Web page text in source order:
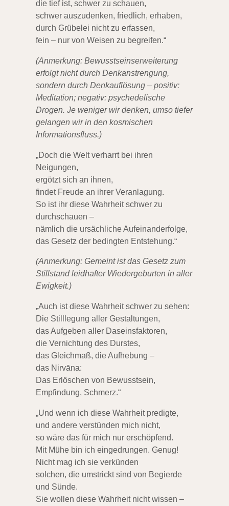
die tief ist, schwer zu schauen,
schwer auszudenken, friedlich, erhaben,
durch Grübelei nicht zu erfassen,
fein – nur von Weisen zu begreifen.“
(Anmerkung: Bewusstseinserweiterung
erfolgt nicht durch Denkanstrengung,
sondern durch Denkauflösung – positiv:
Meditation; negativ: psychedelische
Drogen. Je weniger wir denken, umso tiefer
gelangen wir in den kosmischen
Informationsfluss.)
„Doch die Welt verharrt bei ihren
Neigungen,
ergötzt sich an ihnen,
findet Freude an ihrer Veranlagung.
So ist ihr diese Wahrheit schwer zu
durchschauen –
nämlich die ursächliche Aufeinanderfolge,
das Gesetz der bedingten Entstehung.“
(Anmerkung: Gemeint ist das Gesetz zum
Stillstand leidhafter Wiedergeburten in aller
Ewigkeit.)
„Auch ist diese Wahrheit schwer zu sehen:
Die Stilllegung aller Gestaltungen,
das Aufgeben aller Daseinsfaktoren,
die Vernichtung des Durstes,
das Gleichmaß, die Aufhebung –
das Nirvāna:
Das Erlöschen von Bewusstsein,
Empfindung, Schmerz.“
„Und wenn ich diese Wahrheit predigte,
und andere verstünden mich nicht,
so wäre das für mich nur erschöpfend.
Mit Mühe bin ich eingedrungen. Genug!
Nicht mag ich sie verkünden
solchen, die umstrickt sind von Begierde
und Sünde.
Sie wollen diese Wahrheit nicht wissen –